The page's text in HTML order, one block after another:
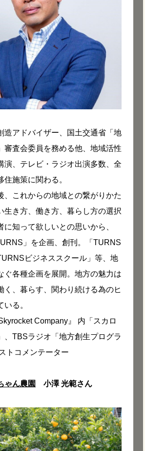
造アドバイザー、国土交通省「地
審査会委員を務める他、地域活性
演、テレビ・ラジオ出演多数、全
住施策に関わる。
、これからの地域との繋がりかた
生き方、働き方、暮らし方の選択
に知って欲しいとの思いから、
」を企画、創刊。「TURNS
ビジネススクール」等、地
ぐ各種企画を展開。地方の魅力は
く、暮らす、関わり続ける為のヒ
いる。
Company』 内「スカロ
、TBSラジオ「地方創生プログラ
トコメンテーター
ゃん農園 小澤 光範さん